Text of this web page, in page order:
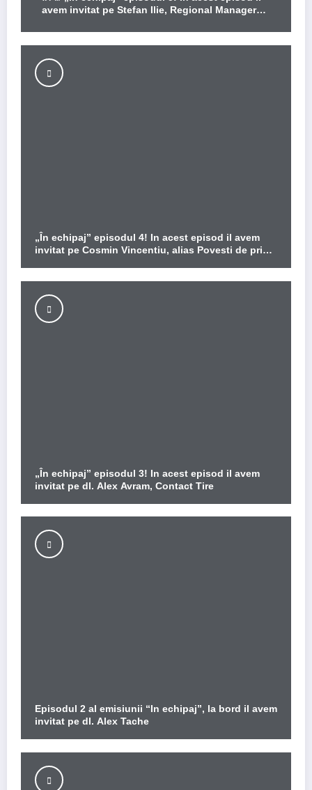
avem invitat pe Stefan Ilie, Regional Manager
„În echipaj” episodul 4! In acest episod il avem
invitat pe Cosmin Vincentiu, alias Povesti de prin
„În echipaj” episodul 3! In acest episod il avem
invitat pe dl. Alex Avram, Contact Tire
Episodul 2 al emisiunii “In echipaj”, la bord il avem
invitat pe dl. Alex Tache